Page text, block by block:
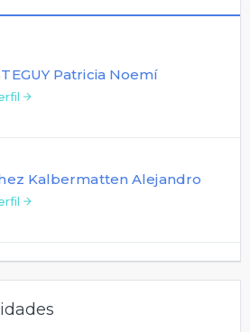
Patricia Noemí
Kalbermatten Alejandro